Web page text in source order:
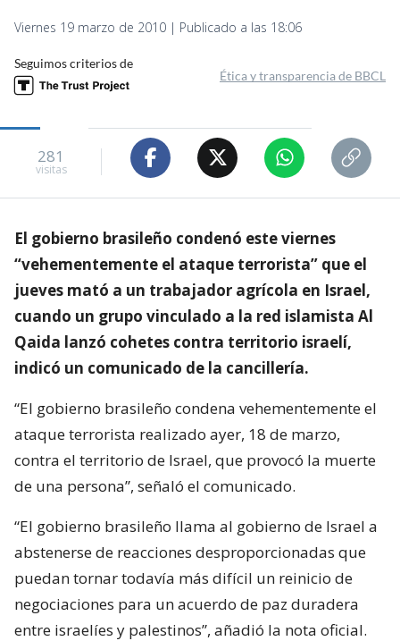
Viernes 19 marzo de 2010 | Publicado a las 18:06
Seguimos criterios de
Ética y transparencia de BBCL
281
visitas
El gobierno brasileño condenó este viernes
“vehementemente el ataque terrorista” que el
jueves mató a un trabajador agrícola en Israel,
cuando un grupo vinculado a la red islamista Al
Qaida lanzó cohetes contra territorio israelí,
indicó un comunicado de la cancillería.
“El gobierno brasileño condena vehementemente el
ataque terrorista realizado ayer, 18 de marzo,
contra el territorio de Israel, que provocó la muerte
de una persona”, señaló el comunicado.
“El gobierno brasileño llama al gobierno de Israel a
abstenerse de reacciones desproporcionadas que
puedan tornar todavía más difícil un reinicio de
negociaciones para un acuerdo de paz duradera
entre israelíes y palestinos”, añadió la nota oficial.